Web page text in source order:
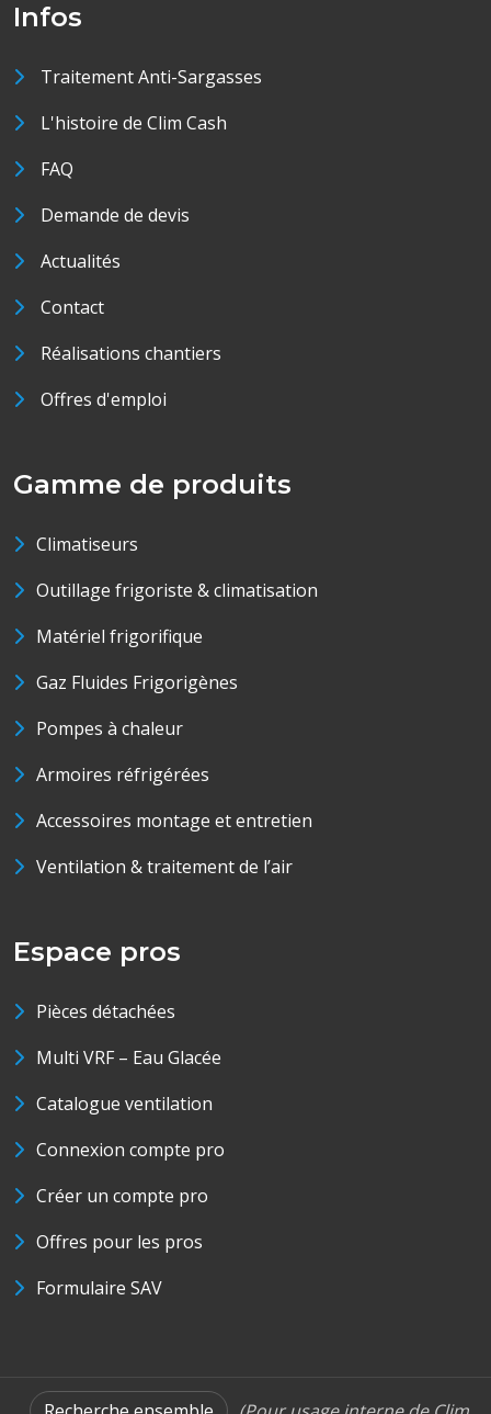
Infos
Traitement Anti-Sargasses
L'histoire de Clim Cash
FAQ
Demande de devis
Actualités
Contact
Réalisations chantiers
Offres d'emploi
Gamme de produits
Climatiseurs
Outillage frigoriste & climatisation
Matériel frigorifique
Gaz Fluides Frigorigènes
Pompes à chaleur
Armoires réfrigérées
Accessoires montage et entretien
Ventilation & traitement de l’air
Espace pros
Pièces détachées
Multi VRF – Eau Glacée
Catalogue ventilation
Connexion compte pro
Créer un compte pro
Offres pour les pros
Formulaire SAV